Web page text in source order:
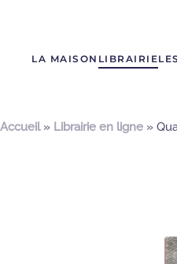
LA MAISON LIBRAIRIE
Accueil» Librairie en ligne »